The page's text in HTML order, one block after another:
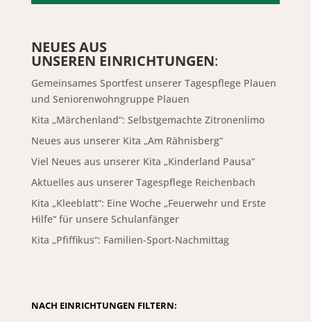
NEUES AUS
UNSEREN EINRICHTUNGEN:
Gemeinsames Sportfest unserer Tagespflege Plauen
und Seniorenwohngruppe Plauen
Kita „Märchenland“: Selbstgemachte Zitronenlimo
Neues aus unserer Kita „Am Rähnisberg“
Viel Neues aus unserer Kita „Kinderland Pausa“
Aktuelles aus unserer Tagespflege Reichenbach
Kita „Kleeblatt“: Eine Woche „Feuerwehr und Erste
Hilfe“ für unsere Schulanfänger
Kita „Pfiffikus“: Familien-Sport-Nachmittag
NACH EINRICHTUNGEN FILTERN: